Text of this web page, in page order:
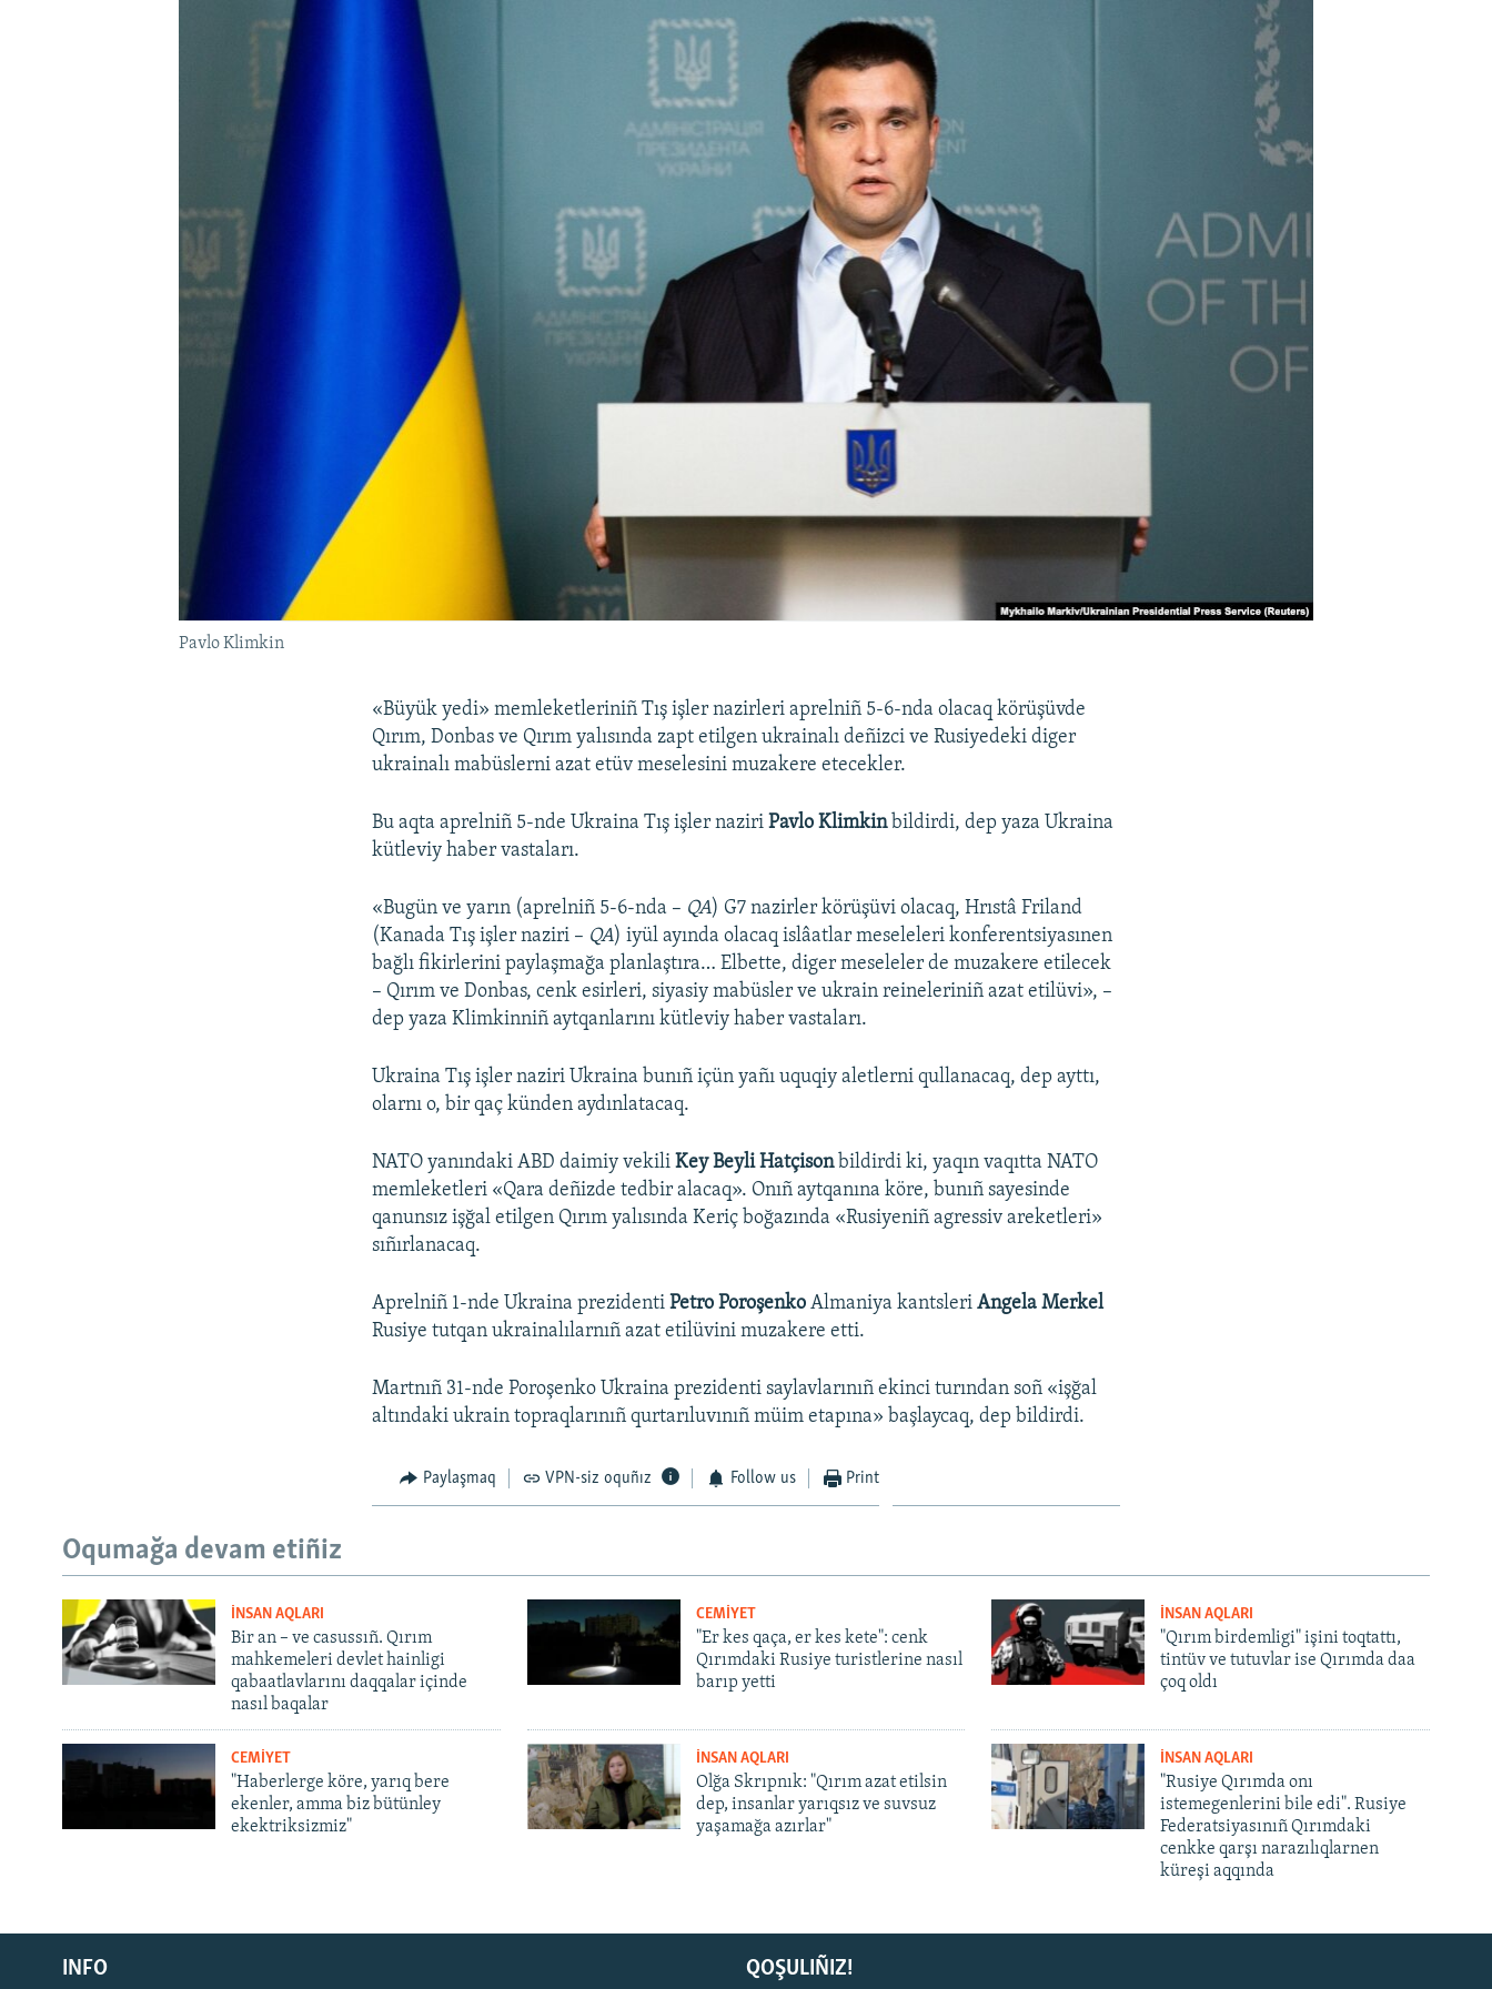
Русский
Українською
Pavlo Klimkin
«Büyük yedi» memleketleriniñ Tış işler nazirleri aprelniñ 5-6-nda olacaq körüşüvde
Qırım, Donbas ve Qırım yalısında zapt etilgen ukrainalı deñizci ve Rusiyedeki diger
ukrainalı mabüslerni azat etüv meselesini muzakere etecekler.
Bu aqta aprelniñ 5-nde Ukraina Tış işler naziriPavlo Klimkin bildirdi, dep yaza Ukraina
kütleviy haber vastaları.
«Bugün ve yarın (aprelniñ 5-6-nda – QA) G7 nazirler körüşüvi olacaq, Hrıstâ Friland
(Kanada Tış işler naziri – QA) iyül ayında olacaq islâatlar meseleleri konferentsiyasınen
bağlı fikirlerini paylaşmağa planlaştıra… Elbette, diger meseleler de muzakere etilecek
– Qırım ve Donbas, cenk esirleri, siyasiy mabüsler ve ukrain reineleriniñ azat etilüvi», –
dep yaza Klimkinniñ aytqanlarını kütleviy haber vastaları.
Ukraina Tış işler naziri Ukraina bunıñ içün yañı uquqiy aletlerni qullanacaq, dep ayttı,
olarnı o, bir qaç künden aydınlatacaq.
NATO yanındaki ABD daimiy vekiliKey Beyli Hatçisonbildirdi ki, yaqın vaqıtta NATO
memleketleri «Qara deñizde tedbir alacaq». Onıñ aytqanına köre, bunıñ sayesinde
qanunsız işğal etilgen Qırım yalısında Keriç boğazında «Rusiyeniñ agressiv areketleri»
sıñırlanacaq.
Aprelniñ 1-nde Ukraina prezidentiPetro Poroşenko Almaniya kantsleriAngela Merkel
Rusiye tutqan ukrainalılarnıñ azat etilüvini muzakere etti.
Martnıñ 31-nde Poroşenko Ukraina prezidenti saylavlarınıñ ekinci turından soñ «işğal
altındaki ukrain topraqlarınıñ qurtarıluvınıñ müim etapına» başlaycaq, dep bildirdi.
Paylaşmaq VPN-siz oquñız Follow us Print
Oqumağa devam etiñiz
İNSAN AQLARI
Bir an – ve casussıñ. Qırım
mahkemeleri devlet hainligi
qabaatlavlarını daqqalar içinde
nasıl baqalar
CEMİYET
"Er kes qaça, er kes kete": cenk
Qırımdaki Rusiye turistlerine nasıl
barıp yetti
İNSAN AQLARI
"Qırım birdemligi" işini toqtattı,
tintüv ve tutuvlar ise Qırımda daa
çoq oldı
CEMİYET
"Haberlerge köre, yarıq bere
ekenler, amma biz bütünley
ekektriksizmiz"
İNSAN AQLARI
Olğa Skrıpnık: "Qırım azat etilsin
dep, insanlar yarıqsız ve suvsuz
yaşamağa azırlar"
İNSAN AQLARI
"Rusiye Qırımda onı
istemegenlerini bile edi". Rusiye
Federatsiyasınıñ Qırımdaki
cenkke qarşı narazılıqlarnen
küreşi aqqında
QOŞULIÑIZ!
INFO